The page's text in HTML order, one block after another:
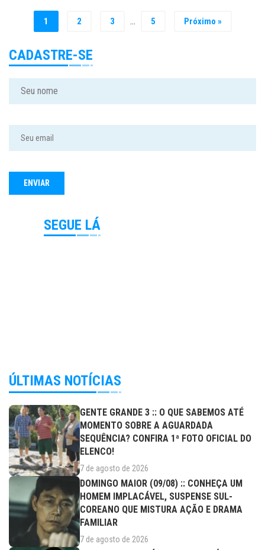
1 2 3 … 5 Próximo »
CADASTRE-SE
SEGUE LÁ
ÚLTIMAS NOTÍCIAS
GENTE GRANDE 3 :: O QUE SABEMOS ATÉ
MOMENTO SOBRE A AGUARDADA
SEQUÊNCIA? CONFIRA 1ª FOTO OFICIAL DO
ELENCO!
7 de agosto de 2026
DOMINGO MAIOR (09/08) :: CONHEÇA UM
HOMEM IMPLACÁVEL, SUSPENSE SUL-
COREANO QUE MISTURA AÇÃO E DRAMA
FAMILIAR
7 de agosto de 2026